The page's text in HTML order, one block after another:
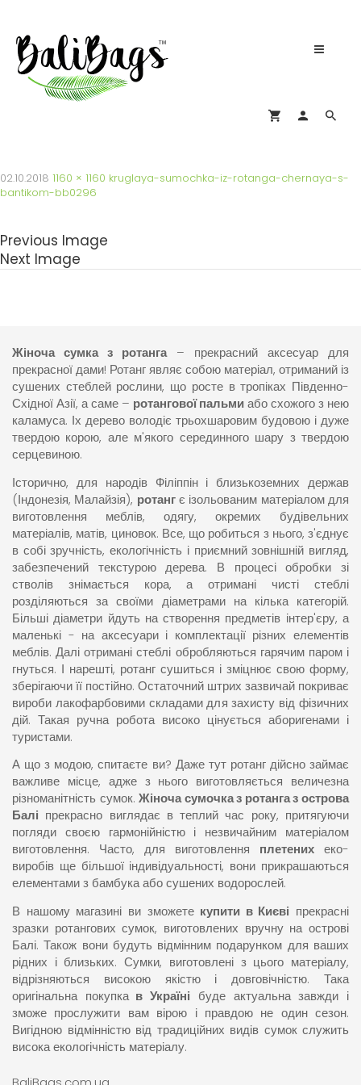
02.10.2018 1160 × 1160 kruglaya-sumochka-iz-rotanga-chernaya-s-
bantikom-bb0296
Previous Image
Next Image
Жіноча сумка з ротанга– прекрасний аксесуар для
прекрасної дами! Ротанг являє собою матеріал, отриманий із
сушених стеблей рослини, що росте в тропіках Південно-
Східної Азії, а саме – ротангової пальмиабо схожого з нею
каламуса. Іх дерево володіє трьохшаровим будовою і дуже
твердою корою, але м'якого серединного шару з твердою
серцевиною.
Історично, для народів Філіппін і близькоземних держав
(Індонезія, Малайзія), ротангє ізольованим матеріалом для
виготовлення меблів, одягу, окремих будівельних
матеріалів, матів, циновок. Все, що робиться з нього, з'єднує
в собі зручність, екологічність і приємний зовнішній вигляд,
забезпечений текстурою дерева. В процесі обробки зі
стволів знімається кора, а отримані чисті стеблі
розділяються за своїми діаметрами на кілька категорій.
Більші діаметри йдуть на створення предметів інтер'єру, а
маленькі - на аксесуари і комплектації різних елементів
меблів. Далі отримані стеблі обробляються гарячим паром і
гнуться. І нарешті, ротанг сушиться і зміцнює свою форму,
зберігаючи її постійно. Остаточний штрих зазвичай покриває
вироби лакофарбовими складами для захисту від фізичних
дій. Такая ручна робота високо цінується аборигенами і
туристами.
А що з модою, спитаєте ви? Даже тут ротанг дійсно займає
важливе місце, адже з нього виготовляється величезна
різноманітність сумок.Жіноча сумочка з ротанга з острова
Балі прекрасно виглядає в теплий час року, притягуючи
погляди своєю гармонійністю і незвичайним матеріалом
виготовлення. Часто, для виготовлення плетених еко-
виробів ще більшої індивідуальності, вони прикрашаються
елементами з бамбука або сушених водорослей.
В нашому магазині ви зможете купити в Києві прекрасні
зразки ротангових сумок, виготовлених вручну на острові
Балі. Також вони будуть відмінним подарунком для ваших
рідних і близьких. Сумки, виготовлені з цього матеріалу,
відрізняються високою якістю і довговічністю. Така
оригінальна покупкав Україні буде актуальна завжди і
зможе прослужити вам вірою і правдою не один сезон.
Вигідною відмінністю від традиційних видів сумок служить
висока екологічність матеріалу.